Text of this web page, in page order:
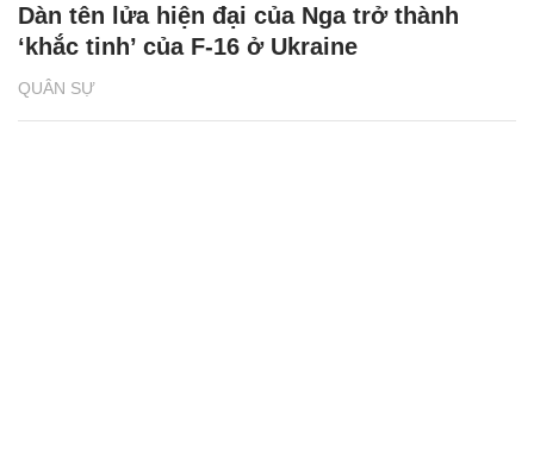
QUÂN SỰ
Dàn tên lửa hiện đại của Nga trở thành
‘khắc tinh’ của F-16 ở Ukraine